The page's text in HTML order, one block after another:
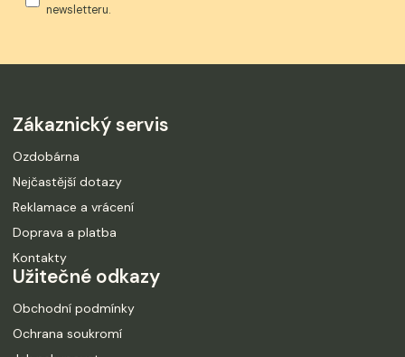
newsletteru.
Zákaznický servis
Ozdobárna
Nejčastější dotazy
Reklamace a vrácení
Doprava a platba
Kontakty
Užitečné odkazy
Obchodní podmínky
Ochrana soukromí